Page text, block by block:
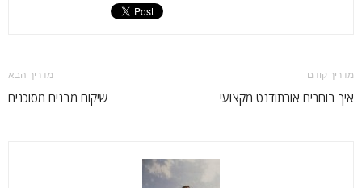
מדריך קודם
איך בוחרים אורתודנט מקצועי
מדריך הבא
שיקום מבנים מסוכנים